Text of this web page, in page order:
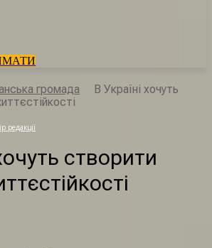
громада
В Україні хочуть
редакції
створити